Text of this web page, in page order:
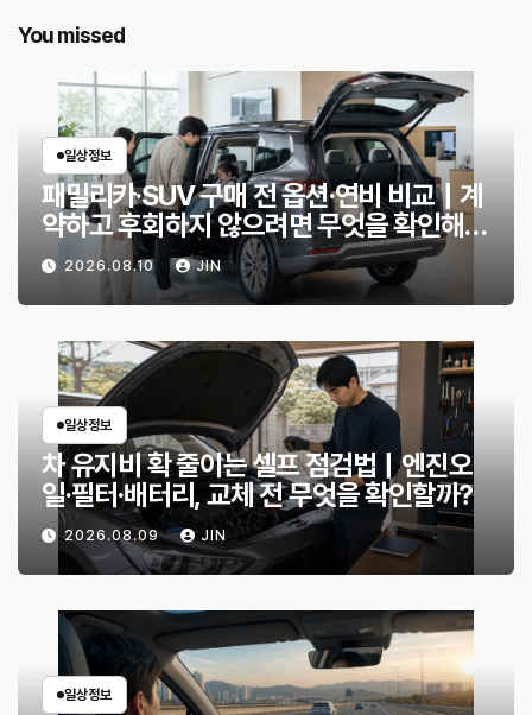
You missed
일상정보
패밀리카·SUV 구매 전 옵션·연비 비교｜계
약하고 후회하지 않으려면 무엇을 확인해야
할까?
2026.08.10 JIN
일상정보
차 유지비 확 줄이는 셀프 점검법｜엔진오
일·필터·배터리, 교체 전 무엇을 확인할까?
2026.08.09 JIN
일상정보